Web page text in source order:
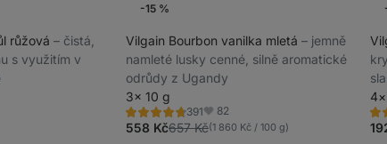
růžová ⁠–⁠ čistá,
s využitím v
-15 %
Vilgain Bourbon vanilka mletá ⁠–⁠ jemně
namleté lusky cenné, silně aromatické
odrůdy z Ugandy
3× 10 g
391
Hodnocení
4.7/5,
391
Oblíbené
82
558 Kč657 Kč(1 860 Kč / 100 g)
251